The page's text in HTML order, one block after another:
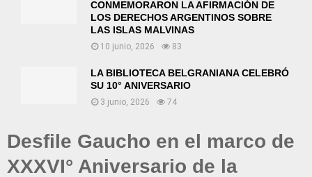
CONMEMORARON LA AFIRMACIÓN DE
LOS DERECHOS ARGENTINOS SOBRE
LAS ISLAS MALVINAS
10 junio, 2026 83
LA BIBLIOTECA BELGRANIANA CELEBRÓ
SU 10° ANIVERSARIO
3 junio, 2026 74
Desfile Gaucho en el marco de
XXXVI° Aniversario de la